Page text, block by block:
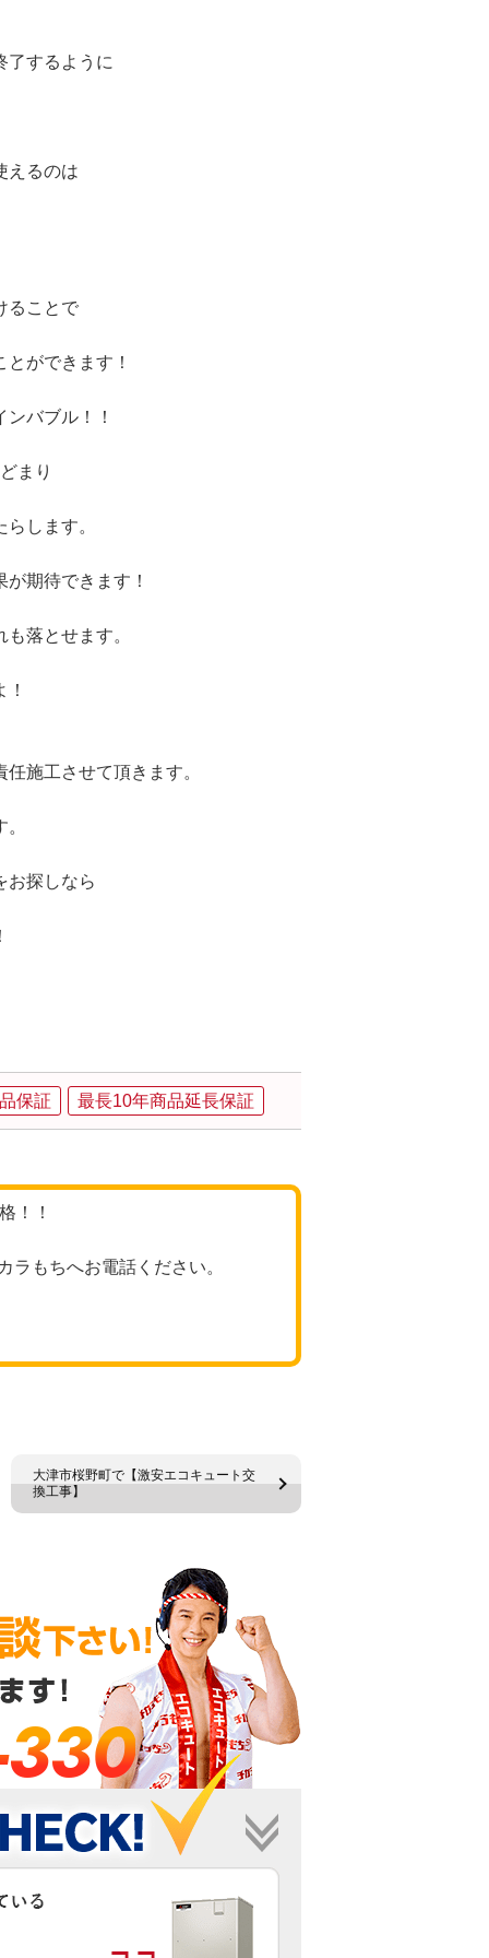
了するように
えるのは
ることで
ができます！
バブル！！
まり
します。
期待できます！
落とせます。
施工させて頂きます。
お探しなら
保証 最長10年商品延長保証
！！
ラもちへお電話ください。
大津市桜野町で【激安エコキュート交
換工事】